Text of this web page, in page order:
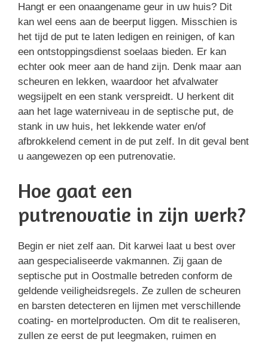
Hangt er een onaangename geur in uw huis? Dit
kan wel eens aan de beerput liggen. Misschien is
het tijd de put te laten ledigen en reinigen, of kan
een ontstoppingsdienst soelaas bieden. Er kan
echter ook meer aan de hand zijn. Denk maar aan
scheuren en lekken, waardoor het afvalwater
wegsijpelt en een stank verspreidt. U herkent dit
aan het lage waterniveau in de septische put, de
stank in uw huis, het lekkende water en/of
afbrokkelend cement in de put zelf. In dit geval bent
u aangewezen op een putrenovatie.
Hoe gaat een
putrenovatie in zijn werk?
Begin er niet zelf aan. Dit karwei laat u best over
aan gespecialiseerde vakmannen. Zij gaan de
septische put in Oostmalle betreden conform de
geldende veiligheidsregels. Ze zullen de scheuren
en barsten detecteren en lijmen met verschillende
coating- en mortelproducten. Om dit te realiseren,
zullen ze eerst de put leegmaken, ruimen en